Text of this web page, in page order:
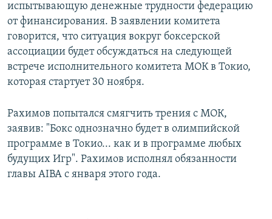
испытывающую денежные трудности федерацию
от финансирования. В заявлении комитета
говорится, что ситуация вокруг боксерской
ассоциации будет обсуждаться на следующей
встрече исполнительного комитета МОК в Токио,
которая стартует 30 ноября.
Рахимов попытался смягчить трения с МОК,
заявив: "Бокс однозначно будет в олимпийской
программе в Токио... как и в программе любых
будущих Игр". Рахимов исполнял обязанности
главы AIBA с января этого года.